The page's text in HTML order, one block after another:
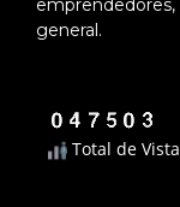
general.
Total de